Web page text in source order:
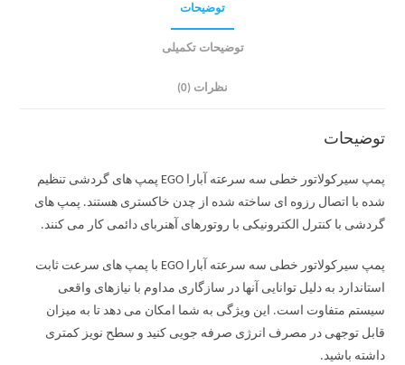
توضیحات
توضیحات تکمیلی
نظرات (0)
توضیحات
پمپ سیرکولاتور خطی سه سرعته آبارا EGO پمپ های گردشی تنظیم
شده با اتصال رزوه ای ساخته شده از چدن خاکستری هستند. پمپ های
گردشی با کنترل الکترونیکی با روتورهای آهنربای دائمی کار می کنند.
پمپ سیرکولاتور خطی سه سرعته آبارا EGO با پمپ های سرعت ثابت
استاندارد به دلیل توانایی آنها در سازگاری مداوم با نیازهای واقعی
سیستم متفاوت است. این ویژگی به شما امکان می دهد تا به میزان
قابل توجهی در مصرف انرژی صرفه جویی کنید و سطح نویز کمتری
داشته باشید.